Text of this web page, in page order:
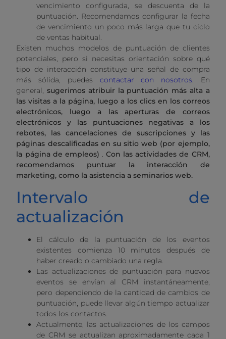
vencimiento configurada, se descuenta de la
puntuación. Recomendamos configurar la fecha
de vencimiento un poco más larga que tu ciclo
de ventas habitual.
Existen muchos modelos de puntuación de clientes
potenciales, pero si necesitas orientación sobre qué
tipo de interacción constituye una señal de compra
más sólida, puedes contactar con nosotros. En
general,sugerimos atribuir la puntuación más alta a
las visitas a la página, luego a los clics en los correos
electrónicos, luego a las aperturas de correos
electrónicos y las puntuaciones negativas a los
rebotes, las cancelaciones de suscripciones y las
páginas descalificadas en su sitio web (por ejemplo,
la página de empleos) .Con las actividades de CRM,
recomendamos puntuar la interacción de
marketing, como la asistencia a seminarios web.
Intervalo de
actualización
El cálculo de la puntuación de los eventos
existentes comienza 10 minutos después de
haber creado o cambiado una regla.
Las actualizaciones de puntuación para nuevos
eventos se envían al CRM instantáneamente,
pero dependiendo de la cantidad de cambios de
puntuación, puede llevar algún tiempo actualizar
todos los contactos.
Actualmente, las actualizaciones de los campos
de CRM se actualizan aproximadamente cada 1